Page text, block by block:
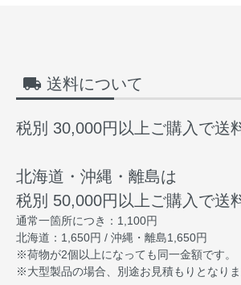
local_shipping 送料について
税別 30,000円以上ご購入で送
北海道・沖縄・離島は
税別 50,000円以上ご購入で送
通常一箇所につき：1,100円
北海道：1,650円 / 沖縄・離島1,650円
※荷物が2個以上になっても同一金額です。
※大型製品の場合、別途お見積もりとなりま